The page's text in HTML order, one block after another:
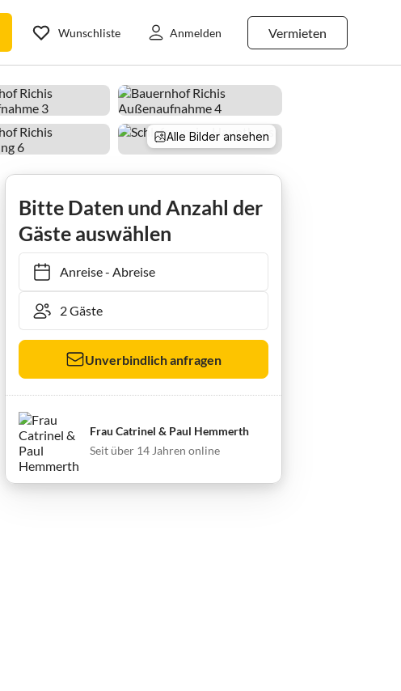
Vermieten
Wunschliste Anmelden
Alle Bilder ansehen
Bitte Daten und Anzahl der
Gäste auswählen
Anreise- Abreise
Unverbindlich anfragen
Frau Catrinel & Paul Hemmerth
Seit über 14 Jahren online